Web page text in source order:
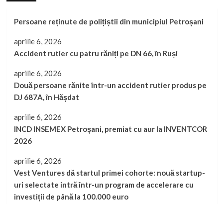
Persoane reținute de polițiștii din municipiul Petroșani
aprilie 6, 2026
Accident rutier cu patru răniți pe DN 66, în Ruși
aprilie 6, 2026
Două persoane rănite într-un accident rutier produs pe
DJ 687A, în Hășdat
aprilie 6, 2026
INCD INSEMEX Petroșani, premiat cu aur la INVENTCOR
2026
aprilie 6, 2026
Vest Ventures dă startul primei cohorte: nouă startup-
uri selectate intră într-un program de accelerare cu
investiții de până la 100.000 euro